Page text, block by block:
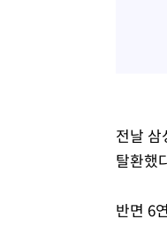
전날
탈환했
반면 6